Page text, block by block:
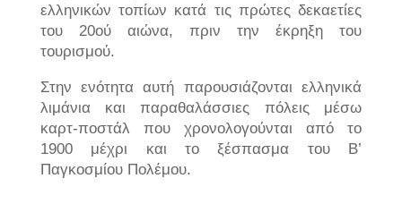
ελληνικών τοπίων κατά τις πρώτες δεκαετίες
του 20ού αιώνα, πριν την έκρηξη του
τουρισμού.
Στην ενότητα αυτή παρουσιάζονται ελληνικά
λιμάνια και παραθαλάσσιες πόλεις μέσω
καρτ-ποστάλ που χρονολογούνται από το
1900 μέχρι και το ξέσπασμα του Β’
Παγκοσμίου Πολέμου.